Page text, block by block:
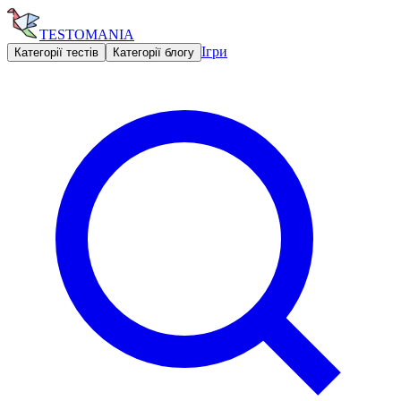
TESTOMANIA
Категорії тестів Категорії блогу Ігри